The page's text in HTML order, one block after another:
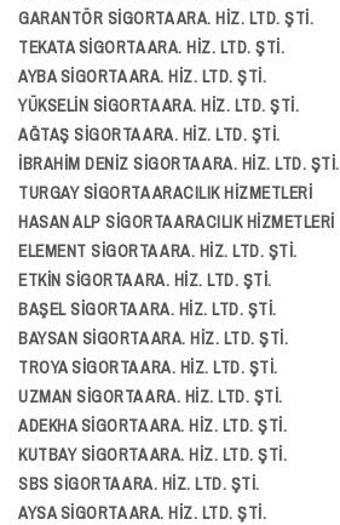
GARANTÖR SİGORTA ARA. HİZ. LTD. ŞTİ.
TEKATA SİGORTA ARA. HİZ. LTD. ŞTİ.
AYBA SİGORTA ARA. HİZ. LTD. ŞTİ.
YÜKSELİN SİGORTA ARA. HİZ. LTD. ŞTİ.
AĞTAŞ SİGORTA ARA. HİZ. LTD. ŞTİ.
İBRAHİM DENİZ SİGORTA ARA. HİZ. LTD. ŞTİ.
TURGAY SİGORTA ARACILIK HİZMETLERİ
HASAN ALP SİGORTA ARACILIK HİZMETLERİ
ELEMENT SİGORTA ARA. HİZ. LTD. ŞTİ.
ETKİN SİGORTA ARA. HİZ. LTD. ŞTİ.
BAŞEL SİGORTA ARA. HİZ. LTD. ŞTİ.
BAYSAN SİGORTA ARA. HİZ. LTD. ŞTİ.
TROYA SİGORTA ARA. HİZ. LTD. ŞTİ.
UZMAN SİGORTA ARA. HİZ. LTD. ŞTİ.
ADEKHA SİGORTA ARA. HİZ. LTD. ŞTİ.
KUTBAY SİGORTA ARA. HİZ. LTD. ŞTİ.
SBS SİGORTA ARA. HİZ. LTD. ŞTİ.
AYSA SİGORTA ARA. HİZ. LTD. ŞTİ.